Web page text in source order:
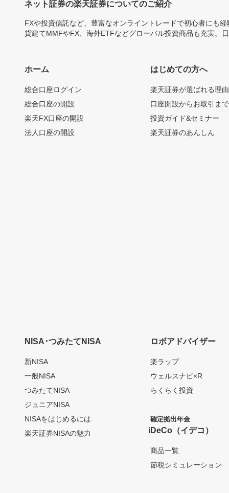
ネット証券の楽天証券についてのご紹介
FXや投資信託など、豊富なオンライントレードで初心者にも
貨建てMMFやFX、海外ETFなどグローバル投資商品も充実。
ホーム
総合口座ログイン
総合口座の開設
楽天FX口座の開設
法人口座の開設
はじめての方へ
楽天証券が選ばれる理由
口座開設からお取引ま
投資ガイド&セミナー
楽天証券のあんしん
NISA･つみたてNISA
新NISA
一般NISA
つみたてNISA
ジュニアNISA
NISAをはじめるには
楽天証券NISAの魅力
ロボアドバイザー
楽ラップ
ウェルスナビ×R
らくらく投資
確定拠出年金
iDeCo（イデコ）
商品一覧
節税シミュレーション